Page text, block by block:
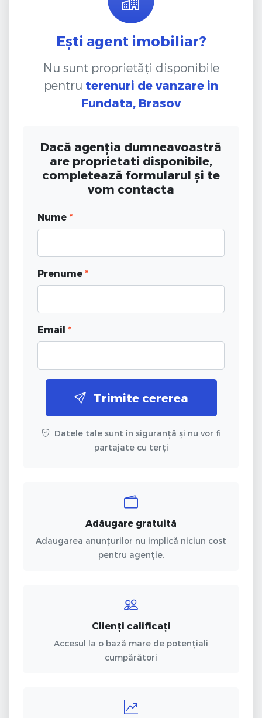
Ești agent imobiliar?
Nu sunt proprietăți disponibile
pentru terenuri de vanzare in
Fundata, Brasov
Dacă agenția dumneavoastră
are proprietati disponibile,
completează formularul și te
vom contacta
Nume *
Prenume *
Email *
Trimite cererea
Datele tale sunt în siguranță și nu vor fi
partajate cu terți
Adăugare gratuită
Adaugarea anunțurilor nu implică niciun cost
pentru agenție.
Clienți calificați
Accesul la o bază mare de potențiali
cumpărători